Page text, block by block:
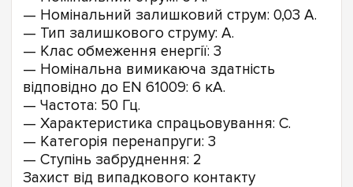
— Номінальний залишковий струм: 0,03 А.
— Тип залишкового струму: A.
— Клас обмеження енергії: 3
— Номінальна вимикаюча здатність
відповідно до EN 61009: 6 кА.
— Частота: 50 Гц.
— Характеристика спрацьовування: C.
— Категорія перенапруги: 3
— Ступінь забруднення: 2
Захист від випадкового контакту